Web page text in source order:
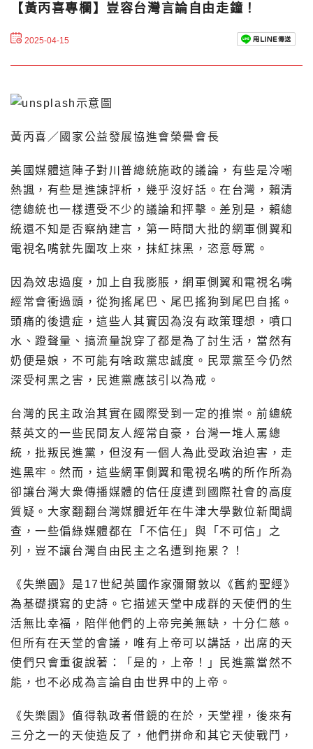
【黃丙喜專欄】豈容台灣言論自由走鐘！
2025-04-15
黃丙喜／國家公益發展協進會榮譽會長
美國媒體這陣子對川普總統施政的議論，有些是冷嘲
熱諷，有些是進諫評析，幾乎沒好話。在台灣，賴清
德總統也一樣遭受不少的議論和抨擊。差別是，賴總
統還不知是否察納建言，第一時間大批的網軍側翼和
電視名嘴就先圍攻上來，抹紅抹黑，恣意辱罵。
因為效忠過度，加上自我膨脹，網軍側翼和電視名嘴
經常會衝過頭，從狗搖尾巴、尾巴搖狗到尾巴自搖。
頭痛的後遺症，這些人其實因為沒有政策理想，噴口
水、蹬聲量、搞流量說穿了都是為了討生活，當然有
奶便是娘，不可能有啥政黨忠誠度。民眾黨至今仍然
深受柯黑之害，民進黨應該引以為戒。
台灣的民主政治其實在國際受到一定的推崇。前總統
蔡英文的一些民間友人經常自豪，台灣一堆人罵總
統，批叛民進黨，但沒有一個人為此受政治迫害，走
進黑牢。然而，這些網軍側翼和電視名嘴的所作所為
卻讓台灣大衆傳播媒體的信任度遭到國際社會的高度
質疑。大家翻翻台灣媒體近年在牛津大學數位新聞調
查，一些偏綠媒體都在「不信任」與「不可信」之
列，豈不讓台灣自由民主之名遭到拖累？！
《失樂園》是17世紀英國作家彌爾敦以《舊約聖經》
為基礎撰寫的史詩。它描述天堂中成群的天使們的生
活無比幸福，陪伴他們的上帝完美無缺，十分仁慈。
但所有在天堂的會議，唯有上帝可以講話，出席的天
使們只會重復說著：「是的，上帝！」民進黨當然不
能，也不必成為言論自由世界中的上帝。
《失樂園》值得執政者借鏡的在於，天堂裡，後來有
三分之一的天使造反了，他們拼命和其它天使戰鬥，